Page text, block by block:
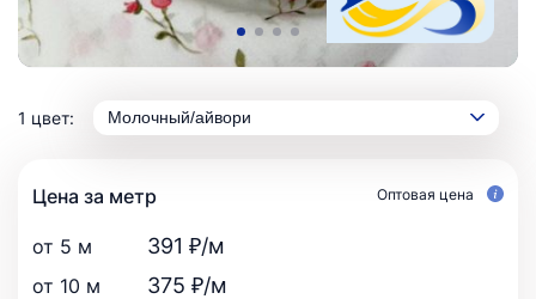
1 цвет: Молочный/айвори
Цена за метр Оптовая цена
от 5 м 391 ₽/м
от 10 м 375 ₽/м